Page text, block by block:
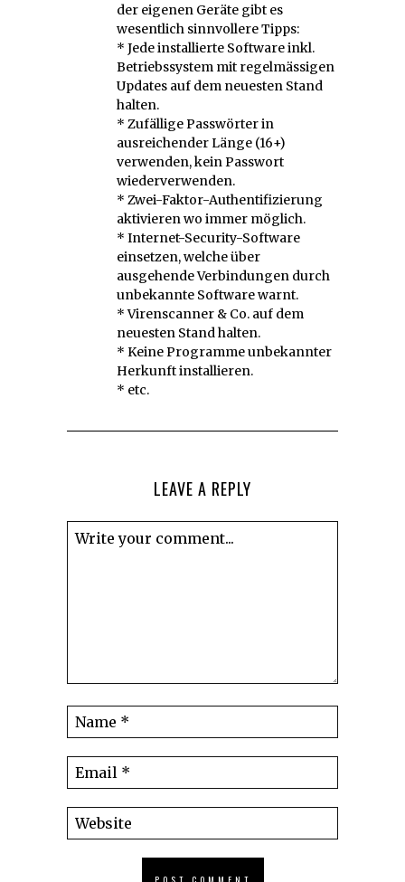
der eigenen Geräte gibt es
wesentlich sinnvollere Tipps:
* Jede installierte Software inkl.
Betriebssystem mit regelmässigen
Updates auf dem neuesten Stand
halten.
* Zufällige Passwörter in
ausreichender Länge (16+)
verwenden, kein Passwort
wiederverwenden.
* Zwei-Faktor-Authentifizierung
aktivieren wo immer möglich.
* Internet-Security-Software
einsetzen, welche über
ausgehende Verbindungen durch
unbekannte Software warnt.
* Virenscanner & Co. auf dem
neuesten Stand halten.
* Keine Programme unbekannter
Herkunft installieren.
* etc.
LEAVE A REPLY